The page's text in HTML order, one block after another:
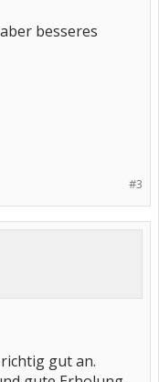
besseres
#3
gut an.